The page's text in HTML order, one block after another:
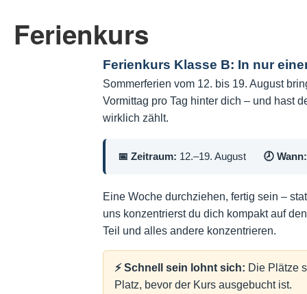
Ferienkurs
Ferienkurs Klasse B: In nur
Sommerferien vom 12. bis 19. August
Vormittag pro Tag hinter dich – und hast
wirklich zählt.
📅 Zeitraum: 12.–19. August 🕗 Wann:
Eine Woche durchziehen, fertig sein –
uns konzentrierst du dich kompakt auf
Teil und alles andere konzentrieren.
⚡ Schnell sein lohnt sich: Die Plätze
Platz, bevor der Kurs ausgebucht ist.